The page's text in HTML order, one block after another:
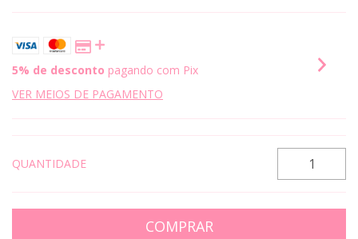
5% de desconto pagando com Pix
VER MEIOS DE PAGAMENTO
QUANTIDADE